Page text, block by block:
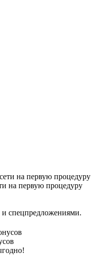
на первую процедуру
спецпредложениями.